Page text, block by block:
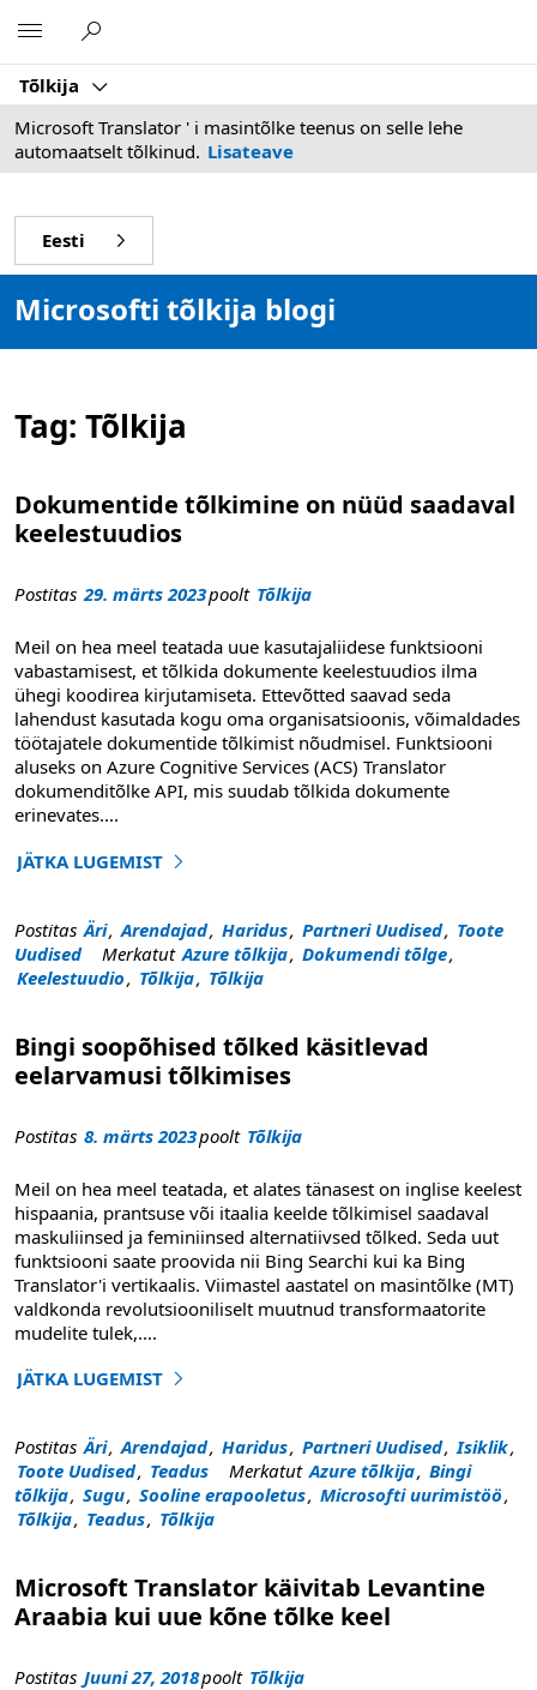
Tõlkija
Microsoft Translator ' i masintõlke teenus on selle lehe
automaatselt tõlkinud. Lisateave
Eesti
Microsofti tõlkija blogi
Tag: Tõlkija
Dokumentide tõlkimine on nüüd saadaval
keelestuudios
Postitas 29. märts 2023poolt Tõlkija
Meil on hea meel teatada uue kasutajaliidese funktsiooni
vabastamisest, et tõlkida dokumente keelestuudios ilma
ühegi koodirea kirjutamiseta. Ettevõtted saavad seda
lahendust kasutada kogu oma organisatsioonis, võimaldades
töötajatele dokumentide tõlkimist nõudmisel. Funktsiooni
aluseks on Azure Cognitive Services (ACS) Translator
dokumenditõlke API, mis suudab tõlkida dokumente
erinevates....
JÄTKA LUGEMIST
"Dokumentide tõlkimine nüüd saadaval keelestuudios"
Postitas Äri, Arendajad, Haridus, Partneri Uudised, Toote
Uudised
Merkatut Azure tõlkija, Dokumendi tõlge,
Keelestuudio, Tõlkija, Tõlkija
Bingi soopõhised tõlked käsitlevad
eelarvamusi tõlkimises
Postitas 8. märts 2023poolt Tõlkija
Meil on hea meel teatada, et alates tänasest on inglise keelest
hispaania, prantsuse või itaalia keelde tõlkimisel saadaval
maskuliinsed ja feminiinsed alternatiivsed tõlked. Seda uut
funktsiooni saate proovida nii Bing Searchi kui ka Bing
Translator'i vertikaalis. Viimastel aastatel on masintõlke (MT)
valdkonda revolutsiooniliselt muutnud transformaatorite
mudelite tulek,....
JÄTKA LUGEMIST
"Bingi soolise tõlke tõlked tegelevad eelarvamustega
Postitas Äri, Arendajad, Haridus, Partneri Uudised, Isiklik,
Toote Uudised, Teadus Merkatut Azure tõlkija, Bingi
tõlkija, Sugu, Sooline erapooletus, Microsofti uurimistöö,
Tõlkija, Teadus, Tõlkija
Microsoft Translator käivitab Levantine
Araabia kui uue kõne tõlke keel
Postitas Juuni 27, 2018poolt Tõlkija